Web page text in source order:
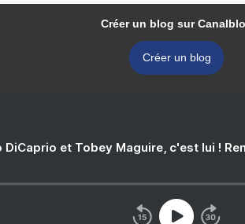
Créer un blog sur
Créer un blog
DiCaprio et Tobey Maguire, c'est lui !